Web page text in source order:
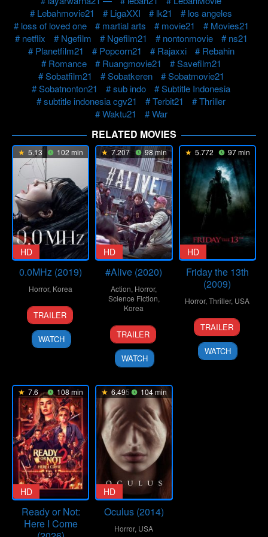
Lebahmovie21
LigaXXI lk21
los angeles
loss of loved one
martial arts movie21
Movies21
netflix
Ngefilm Ngefilm21 nontonmovie
ns21
Planetfilm21
Popcorn21 Rajaxxi
Rebahin
Romance
Ruangmovie21
Savefilm21
Sobatfilm21
Sobatkeren
Sobatmovie21
Sobatnonton21
sub indo
Subtitle Indonesia
subtitle indonesia cgv21
Terbit21
Thriller
Waktu21
War
RELATED MOVIES
5.13 102 min
HD
0.0MHz (2019)
Horror, Korea
29
May
2019
Yoo
Sun-
dong
TRAILER
WATCH
7.207 98 min
HD
#Alive (2020)
Action, Horror,
Science Fiction,
Korea
24
Jun
2020
Cho
Il
TRAILER
WATCH
5.772 97 min
HD
Friday the 13th
(2009)
Horror,Thriller, USA
11
Feb
2009
Marcus
Nispel
TRAILER
WATCH
7.6 108 min
HD
Ready or Not:
Here I Come
6.495 104 min
HD
Oculus (2014)
Horror, USA